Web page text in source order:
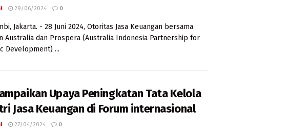
29/06/2024 0
Jakarta. - 28 Juni 2024, Otoritas Jasa Keuangan bersama
Australia dan Prospera (Australia Indonesia Partnership for
Development) ...
Upaya Peningkatan Tata Kelola
Jasa Keuangan di Forum internasional
27/04/2024 0